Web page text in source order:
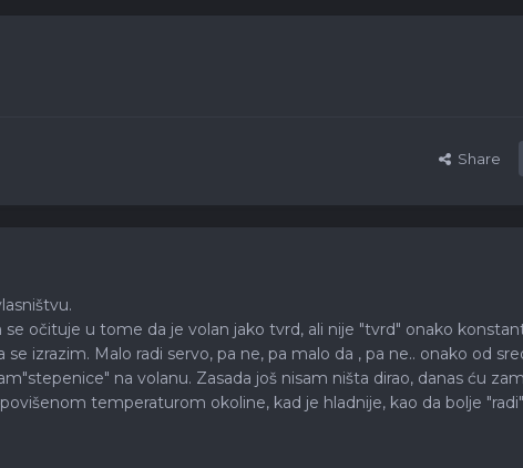
Share
očituje u tome da je volan jako tvrd, ali nije "tvrd" onako
izrazim. Malo radi servo, pa ne, pa malo da , pa ne.. onako od
na volanu. Zasada još nisam ništa dirao, danas ću
temperaturom okoline, kad je hladnije, kao da bolje